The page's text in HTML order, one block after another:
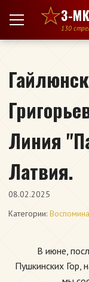
Перейти к 3-
130
Линия
Латвия.
08.02.2025
Категории:
В июне,
Пушкинских Гор,